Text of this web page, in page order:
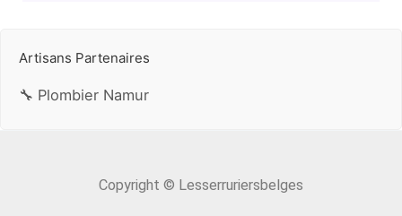
Artisans Partenaires
🔧 Plombier Namur
Copyright © Lesserruriersbelges